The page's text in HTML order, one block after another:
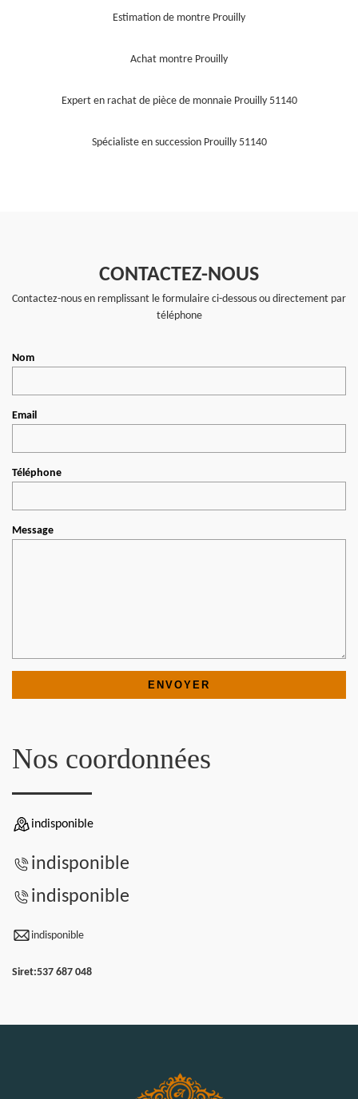
Estimation de montre Prouilly
Achat montre Prouilly
Expert en rachat de pièce de monnaie Prouilly 51140
Spécialiste en succession Prouilly 51140
CONTACTEZ-NOUS
Contactez-nous en remplissant le formulaire ci-dessous ou directement par
téléphone
Nom
Email
Téléphone
Message
Nos coordonnées
indisponible
indisponible
indisponible
indisponible
Siret:537 687 048